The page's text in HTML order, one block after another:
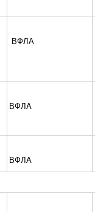
ВФЛА
ВФЛА
ВФЛА